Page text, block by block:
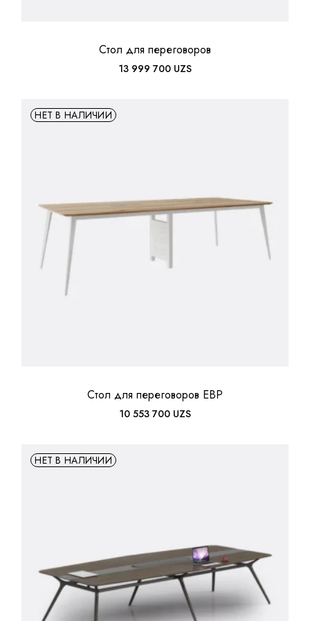
Стол для переговоров
13 999 700 UZS
НЕТ В НАЛИЧИИ
Стол для переговоров EBP
10 553 700 UZS
НЕТ В НАЛИЧИИ